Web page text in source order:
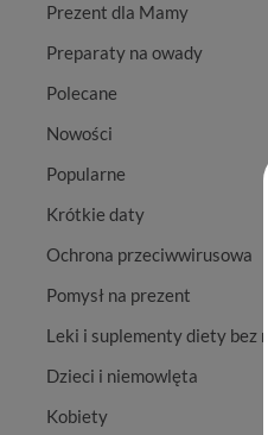
Prezent dla Mamy
Preparaty na owady
Polecane
Nowości
Popularne
Krótkie daty
Ochrona przeciwwirusowa
Pomysł na prezent
Leki i suplementy diety bez
Dzieci i niemowlęta
Kobiety